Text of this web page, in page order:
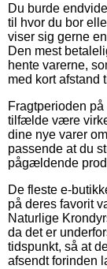
Du burde
til hvor du bor
viser sig gerne
Den mest
hente varerne,
med kort afstand
Fragtperioden
tilfælde være
dine nye varer
passende at du
pågældende
De fleste e-
på deres favorit
Naturlige
da det er
tidspunkt, så at
afsendt forinden